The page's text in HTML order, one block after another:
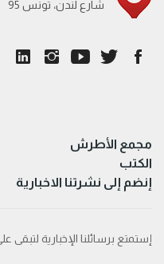
95 شارع لندن، تونس
مجمع الأطرش
الكتب
إنضم إلى نشرتنا الاخبارية
إستمتع برسائلنا الإخبارية لتبقى